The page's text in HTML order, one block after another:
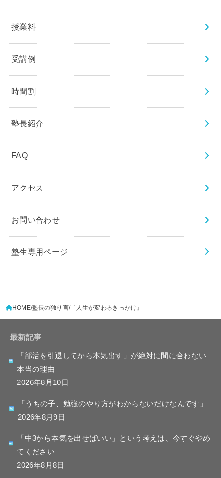
授業料
受講例
時間割
塾長紹介
FAQ
アクセス
お問い合わせ
塾生専用ページ
HOME 塾長の独り言 『人生が変わるきっかけ』
最新記事
「部活を引退してから本気出す」が絶対に間に合わない
本当の理由
2026年8月10日
「うちの子、勉強のやり方がわからないだけなんです」
2026年8月9日
「中3から本気を出せばいい」という考えは、今すぐやめ
てください
2026年8月8日